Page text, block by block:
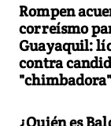
Rompen
correísmo
Guayaquil:
contra
"chimbadora"
¿Quién es